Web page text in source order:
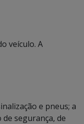
veículo. A
e pneus; a
segurança, de